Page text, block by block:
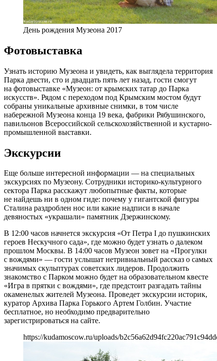
День рождения Музеона 2017
Фотовыставка
Узнать историю Музеона и увидеть, как выглядела территория
Парка двести, сто и двадцать пять лет назад, гости смогут
на фотовыставке «Музеон: от крымских татар до Парка
искусств». Рядом с переходом под Крымским мостом будут
собраны уникальные архивные снимки, в том числе
набережной Музеона конца 19 века, фабрики Рябушинского,
павильонов Всероссийской сельскохозяйственной и кустарно-
промышленной выставки.
Экскурсии
Еще больше интересной информации — на специальных
экскурсиях по Музеону. Сотрудники историко-культурного
сектора Парка расскажут любопытные факты, которые
не найдешь ни в одном гиде: почему у гигантской фигуры
Сталина раздроблен нос или какие надписи в начале
девяностых «украшали» памятник Дзержинскому.
В 12:00 часов начнется экскурсия «От Петра I до пушкинских
героев Нескучного сада», где можно будет узнать о далеком
прошлом Москвы. В 14:00 часов Музеон зовет на «Прогулки
с вождями» — гости услышат нетривиальный рассказ о самых
значимых скульптурах советских лидеров. Продолжить
знакомство с Парком можно будет на образовательном квесте
«Игра в прятки с вождями», где предстоит разгадать тайны
окаменелых жителей Музеона. Проведет экскурсии историк,
куратор Архива Парка Горького Артем Голбин. Участие
бесплатное, но необходимо предварительно
зарегистрироваться на сайте.
https://kudamoscow.ru/uploads/